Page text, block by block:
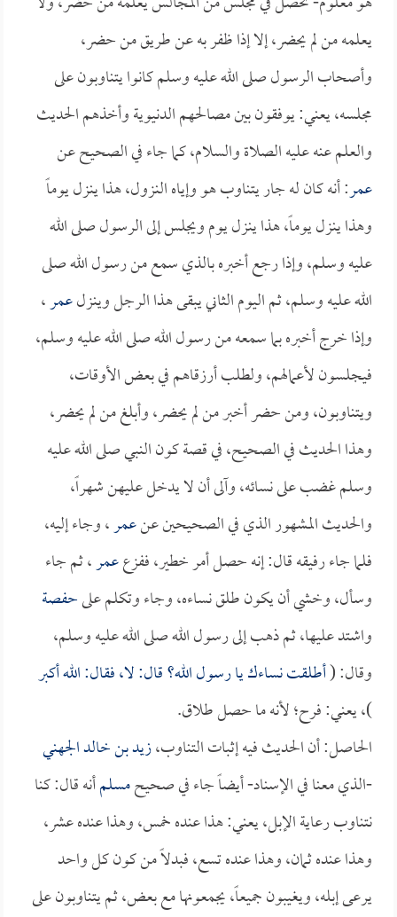
يعلمه من لم يحضر، إلا إذا ظفر به عن طريق من حضر،
وأصحاب الرسول صلى الله عليه وسلم كانوا يتناوبون على
مجلسه، يعني: يوفقون بين مصالحهم الدنيوية وأخذهم الحديث
والعلم عنه عليه الصلاة والسلام، كما جاء في الصحيح عن
عمر: أنه كان له جار يتناوب هو وإياه النزول، هذا ينزل يوماً
وهذا ينزل يوماً، هذا ينزل يوم ويجلس إلى الرسول صلى الله
عليه وسلم، وإذا رجع أخبره بالذي سمع من رسول الله صلى
الله عليه وسلم، ثم اليوم الثاني يبقى هذا الرجل وينزلعمر،
وإذا خرج أخبره بما سمعه من رسول الله صلى الله عليه وسلم،
فيجلسون لأعمالهم، ولطلب أرزقاهم في بعض الأوقات،
ويتناوبون، ومن حضر أخبر من لم يحضر، وأبلغ من لم يحضر،
وهذا الحديث في الصحيح، في قصة كون النبي صلى الله عليه
وسلم غضب على نسائه، وآلى أن لا يدخل عليهن شهراً،
والحديث المشهور الذي في الصحيحين عنعمر، وجاء إليه،
فلما جاء رفيقه قال: إنه حصل أمر خطير، ففزععمر، ثم جاء
وسأل، وخشي أن يكون طلق نساءه، وجاء وتكلم علىحفصة
واشتد عليها، ثم ذهب إلى رسول الله صلى الله عليه وسلم،
وقال: (أطلقت نساءك يا رسول الله؟ قال: لا، فقال: الله أكبر
)، يعني: فرح؛ لأنه ما حصل طلاق.
الحاصل: أن الحديث فيه إثبات التناوب،زيد بن خالد الجهني
-الذي معنا في الإسناد- أيضاً جاء في صحيحمسلمأنه قال: كنا
نتناوب رعاية الإبل، يعني: هذا عنده خمس، وهذا عنده عشر،
وهذا عنده ثمان، وهذا عنده تسع، فبدلاً من كون كل واحد
يرعى إبله، ويغيبون جميعاً، يجمعونها مع بعض، ثم يتناوبون على